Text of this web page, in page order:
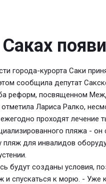
города-курорта Саки
сообщила депутат
реформ, посвященном
Лариса Ралко,
проходят лечение
пляжа -
пляж для инвалидов
будут созданы условия,
и спускаться к морю. - Уже